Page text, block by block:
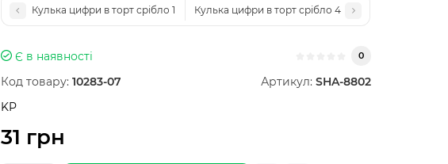
Кулька цифри в торт срібло 1 Кулька цифри в торт срібло 4
Є в наявності 0
Код товару: 10283-07 Артикул: SHA-8802
KP
31 грн